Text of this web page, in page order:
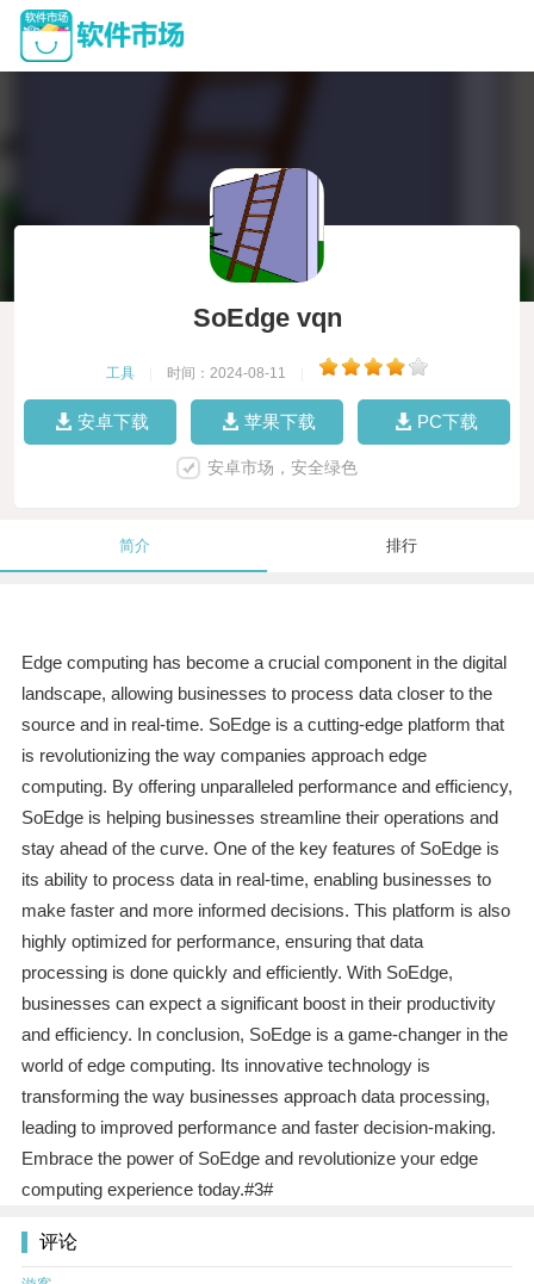
SoEdge vqn
工具 时间：2024-08-11
安卓下载 苹果下载 PC下载
安卓市场，安全绿色
简介 排行
Edge computing has become a crucial component in the digital
landscape, allowing businesses to process data closer to the
source and in real-time. SoEdge is a cutting-edge platform that
is revolutionizing the way companies approach edge
computing. By offering unparalleled performance and efficiency,
SoEdge is helping businesses streamline their operations and
stay ahead of the curve. One of the key features of SoEdge is
its ability to process data in real-time, enabling businesses to
make faster and more informed decisions. This platform is also
highly optimized for performance, ensuring that data
processing is done quickly and efficiently. With SoEdge,
businesses can expect a significant boost in their productivity
and efficiency. In conclusion, SoEdge is a game-changer in the
world of edge computing. Its innovative technology is
transforming the way businesses approach data processing,
leading to improved performance and faster decision-making.
Embrace the power of SoEdge and revolutionize your edge
computing experience today.#3#
评论